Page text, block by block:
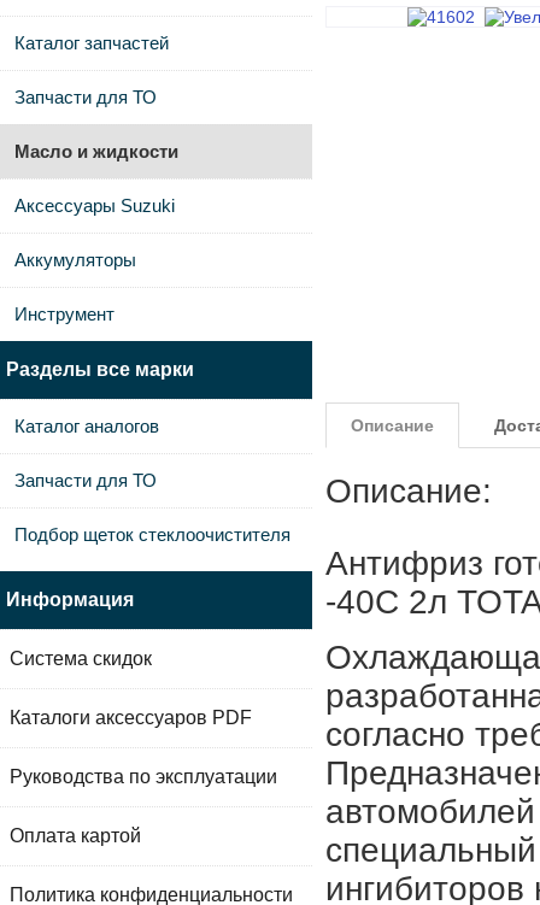
Описание
Описание:
Антифриз
-40C 2л
согласно
Каталог запчастей
Запчасти для ТО
Масло и жидкости
Аксессуары Suzuki
Аккумуляторы
Инструмент
Разделы все марки
Каталог аналогов
Запчасти для ТО
Подбор щеток стеклоочистителя
Информация
Система скидок
Каталоги аксессуаров PDF
Руководства по эксплуатации
Оплата картой
Политика конфиденциальности